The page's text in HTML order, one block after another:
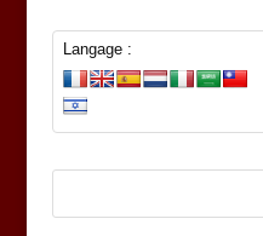
Langage :